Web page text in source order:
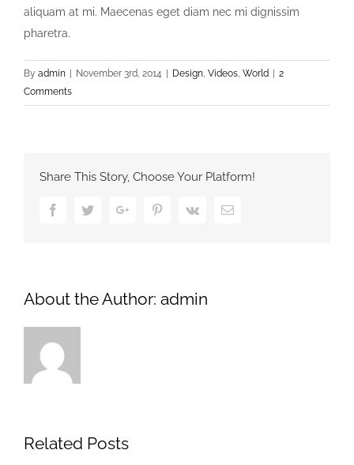
aliquam at mi. Maecenas eget diam nec mi dignissim
pharetra.
By admin November 3rd, 2014 Design, Videos, World
2
Comments
Share This Story, Choose Your Platform!
FacebookTwitterGoogle+ PinterestVk Email
About the Author: admin
Related Posts